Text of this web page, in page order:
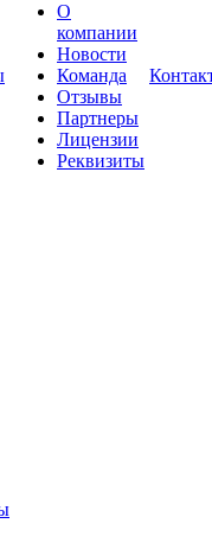
О
компании
Новости
Команда
Отзывы
Партнеры
Лицензии
Реквизиты